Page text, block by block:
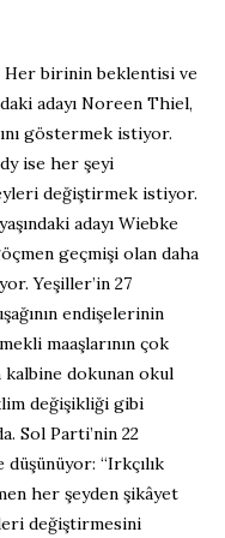
Her birinin beklentisi ve
adayı Noreen Thiel,
göstermek istiyor.
ise her şeyi
değiştirmek istiyor.
adayı Wiebke
geçmişi olan daha
Yeşiller’in 27
endişelerinin
maaşlarının çok
kalbine dokunan okul
değişikliği gibi
Sol Parti’nin 22
düşünüyor: “Irkçılık
her şeyden şikâyet
değiştirmesini